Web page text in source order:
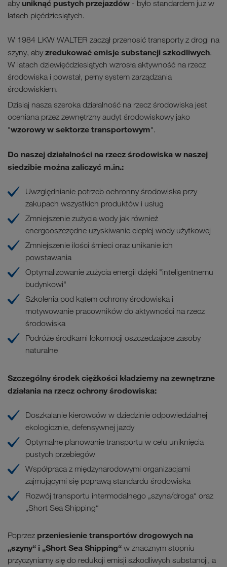
aby uniknąć pustych przejazdów - było standardem juz w
latach pięćdziesiątych.
W 1984 LKW WALTER zaczął przenosić transporty z drogi na
szyny, aby zredukować emisje substancji szkodliwych.
W latach dziewięćdziesiątych wzrosła aktywność na rzecz
środowiska i powstał, pełny system zarządzania
środowiskiem.
Dzisiaj nasza szeroka działalność na rzecz środowiska jest
oceniana przez zewnętrzny audyt środowiskowy jako
"wzorowy w sektorze transportowym".
Do naszej działalności na rzecz środowiska w naszej
siedzibie można zaliczyć m.in.:
Uwzględnianie potrzeb ochronny środowiska przy
zakupach wszystkich produktów i usług
Zmniejszenie zużycia wody jak również
energooszczędne uzyskiwanie ciepłej wody użytkowej
Zmniejszenie ilości śmieci oraz unikanie ich
powstawania
Optymalizowanie zużycia energii dzięki "inteligentnemu
budynkowi"
Szkolenia pod kątem ochrony środowiska i
motywowanie pracowników do aktywności na rzecz
środowiska
Podróże środkami lokomocji oszczedzajace zasoby
naturalne
Szczególny środek ciężkości kładziemy na zewnętrzne
działania na rzecz ochrony środowiska:
Doszkalanie kierowców w dziedzinie odpowiedzialnej
ekologicznie, defensywnej jazdy
Optymalne planowanie transportu w celu uniknięcia
pustych przebiegów
Współpraca z międzynarodowymi organizacjami
zajmującymi się poprawą standardu środowiska
Rozwój transportu intermodalnego „szyna/droga“ oraz
„Short Sea Shipping“
Poprzez przeniesienie transportów drogowych na
„szyny“ i „Short Sea Shipping“ w znacznym stopniu
przyczyniamy się do redukcji emisji szkodliwych substancji, a